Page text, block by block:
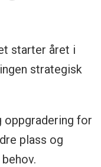
starter året i
strategisk
oppgradering for
plass og